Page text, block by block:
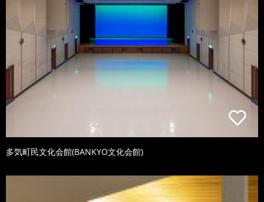
多気町民文化会館(BANKYO文化会館)